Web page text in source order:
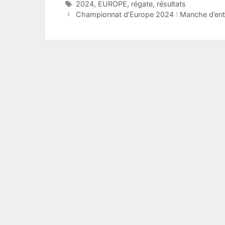
Étiquettes
2024, EUROPE, régate, résultats
Championnat d’Europe 2024 : Manche